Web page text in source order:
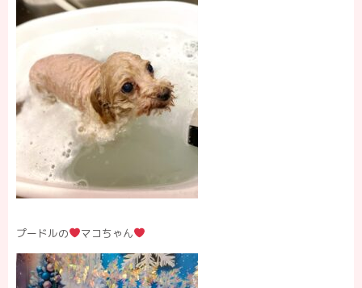
プードルの マコちゃん